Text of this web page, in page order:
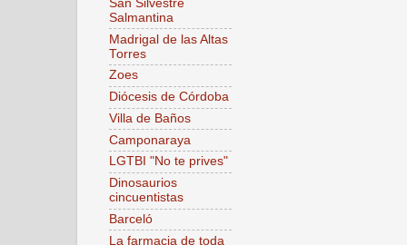
San Silvestre
Salmantina
Madrigal de las Altas
Torres
Zoes
Diócesis de Córdoba
Villa de Baños
Camponaraya
LGTBI "No te prives"
Dinosaurios
cincuentistas
Barceló
La farmacia de toda